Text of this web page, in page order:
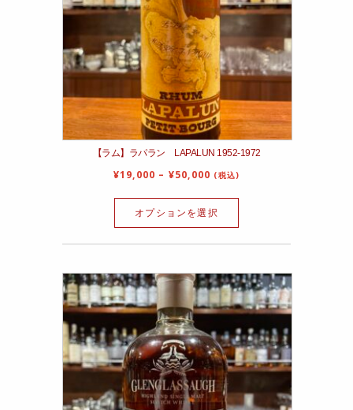
【ラム】ラパラン LAPALUN 1952‐1972
¥19,000 – ¥50,000 (税込)
オプションを選択